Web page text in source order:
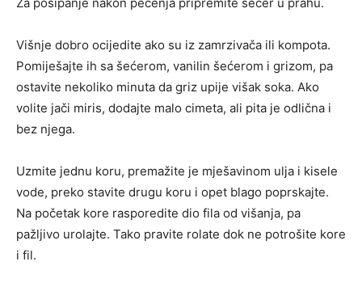
Višnje dobro ocijedite ako su iz zamrzivača ili kompota.
Pomiješajte ih sa šećerom, vanilin šećerom i grizom, pa
ostavite nekoliko minuta da griz upije višak soka. Ako
volite jači miris, dodajte malo cimeta, ali pita je odlična i
bez njega.
Uzmite jednu koru, premažite je mješavinom ulja i kisele
vode, preko stavite drugu koru i opet blago poprskajte.
Na početak kore rasporedite dio fila od višanja, pa
pažljivo urolajte. Tako pravite rolate dok ne potrošite kore
i fil.